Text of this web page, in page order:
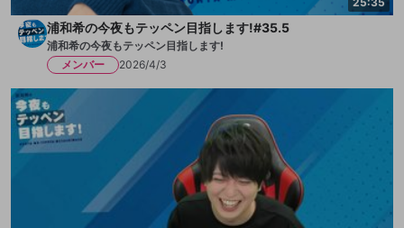
浦和希の今夜もテッペン目指します!#35.5
浦和希の今夜もテッペン目指します!
メンバー
2026/4/3